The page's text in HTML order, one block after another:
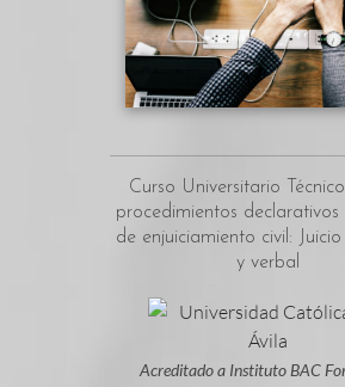
Curso Universitario
procedimientos
de enjuiciamiento civil:
y verbal
Acreditado a Instituto BAC